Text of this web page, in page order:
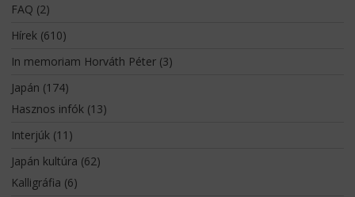
FAQ (2)
Hírek(610)
In memoriam Horváth Péter(3)
Japán (174)
Hasznos infók(13)
Interjúk(11)
Japán kultúra (62)
Kalligráfia (6)